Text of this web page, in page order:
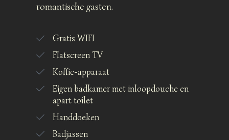
romantische gasten.
Gratis WIFI
Flatscreen TV
Koffie-apparaat
Eigen badkamer met inloopdouche en
apart toilet
Handdoeken
Badjassen